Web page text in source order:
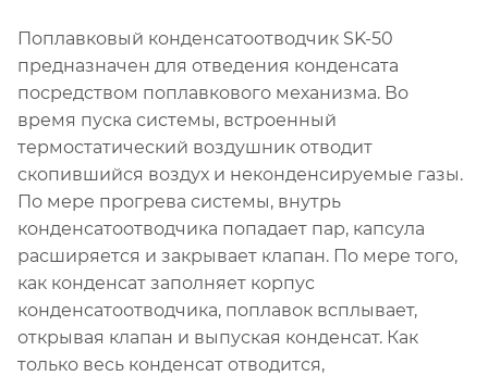
Поплавковый конденсатоотводчик SK-50
предназначен для отведения конденсата
посредством поплавкового механизма. Во
время пуска системы, встроенный
термостатический воздушник отводит
скопившийся воздух и неконденсируемые газы.
По мере прогрева системы, внутрь
конденсатоотводчика попадает пар, капсула
расширяется и закрывает клапан. По мере того,
как конденсат заполняет корпус
конденсатоотводчика, поплавок всплывает,
открывая клапан и выпуская конденсат. Как
только весь конденсат отводится,